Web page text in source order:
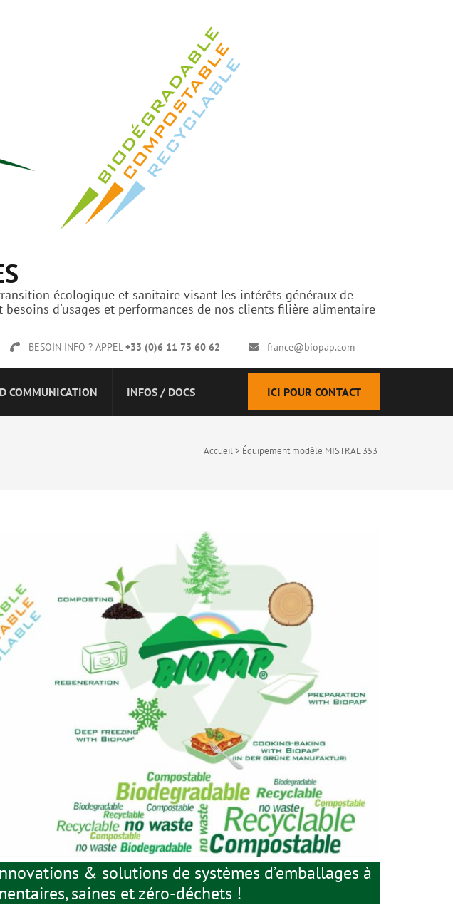
écologique et sanitaire visant les intérêts généraux de
d'usages et performances de nos clients filière alimentaire
BESOIN INFO ? APPEL+33 (0)6 11 73 60 62 france@biopap.com
COMMUNICATION INFOS / DOCS ICI POUR CONTACT
Accueil> Équipement modèle MISTRAL 353
& solutions de systèmes d’emballages à
saines et zéro-déchets !